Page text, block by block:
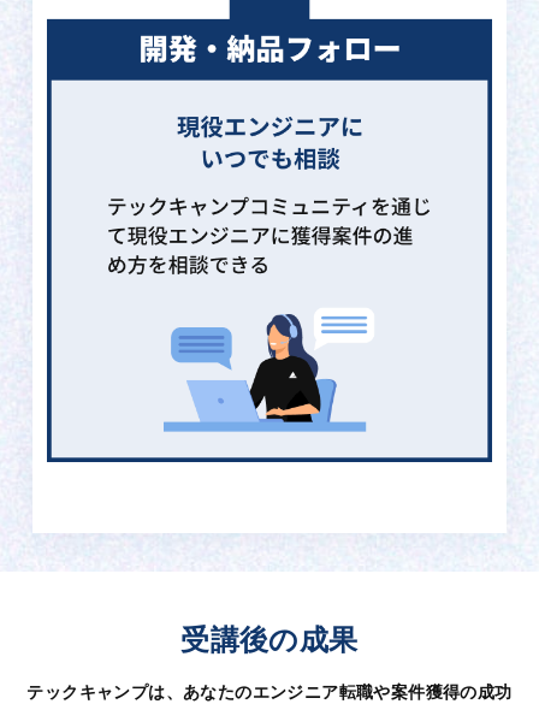
受講後の成果
テックキャンプは、あなたのエンジニア転職や案件獲得の成功